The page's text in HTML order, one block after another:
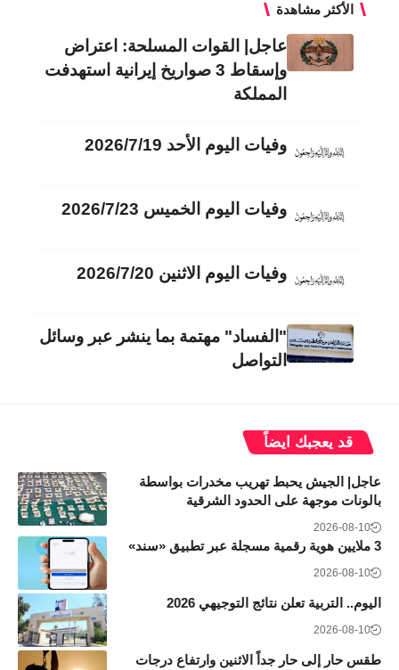
الأكثر مشاهدة
عاجل| القوات المسلحة: اعتراض
وإسقاط 3 صواريخ إيرانية استهدفت
المملكة
وفيات اليوم الأحد 2026/7/19
وفيات اليوم الخميس 2026/7/23
وفيات اليوم الاثنين 2026/7/20
"الفساد" مهتمة بما ينشر عبر وسائل
التواصل
قد يعجبك ايضاً
عاجل| الجيش يحبط تهريب مخدرات بواسطة
بالونات موجهة على الحدود الشرقية
2026-08-10
3 ملايين هوية رقمية مسجلة عبر تطبيق «سند»
2026-08-10
اليوم.. التربية تعلن نتائج التوجيهي 2026
2026-08-10
طقس حار إلى حار جداً الاثنين وارتفاع درجات